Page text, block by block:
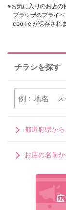
※お気に入りのお店の
ブラウザのプライ
cookie が保存され
チラシを探す
都道府県か
お店の名前